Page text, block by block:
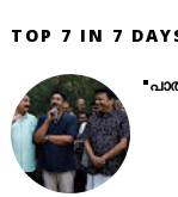
TOP 7 IN 7